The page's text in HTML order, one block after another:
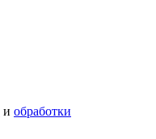
и обработки